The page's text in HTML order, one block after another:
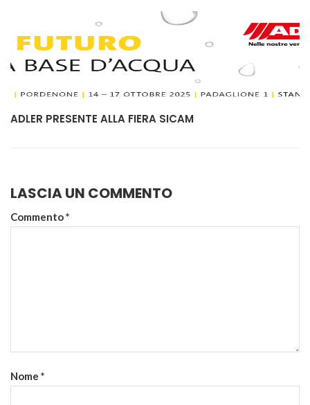
ADLER PRESENTE ALLA FIERA SICAM
LASCIA UN COMMENTO
Commento*
Nome *